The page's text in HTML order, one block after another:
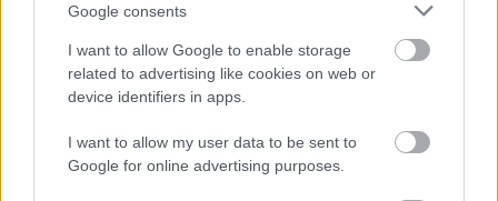
Google consents
I want to allow Google to enable storage
related to advertising like cookies on web or
device identifiers in apps.
I want to allow my user data to be sent to
Google for online advertising purposes.
ΥΠΕΣ: Προγραμματισμός προσλήψεων
2027 - Παρατείνεται το Β' Στάδιο